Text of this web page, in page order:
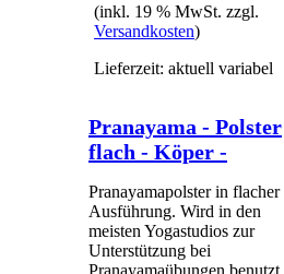
(inkl. 19 % MwSt. zzgl.
Versandkosten)
Lieferzeit: aktuell variabel
Pranayama - Polster
flach - Köper -
Pranayamapolster in flacher
Ausführung. Wird in den
meisten Yogastudios zur
Unterstützung bei